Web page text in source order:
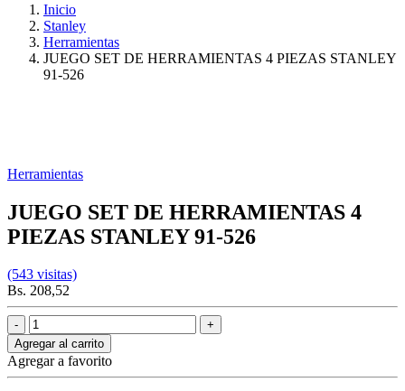
Inicio
Stanley
Herramientas
JUEGO SET DE HERRAMIENTAS 4 PIEZAS STANLEY
91-526
Herramientas
JUEGO SET DE HERRAMIENTAS 4
PIEZAS STANLEY 91-526
(543 visitas)
Bs. 208,52
Agregar al carrito
Agregar a favorito